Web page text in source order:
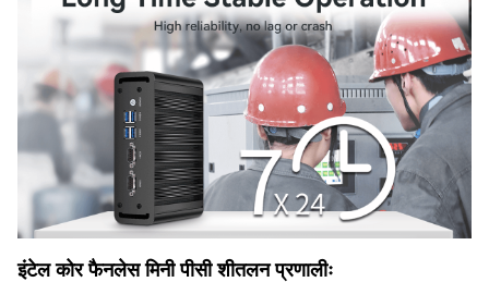
इंटेल कोर फैनलेस मिनी पीसी शीतलन प्रणालीः